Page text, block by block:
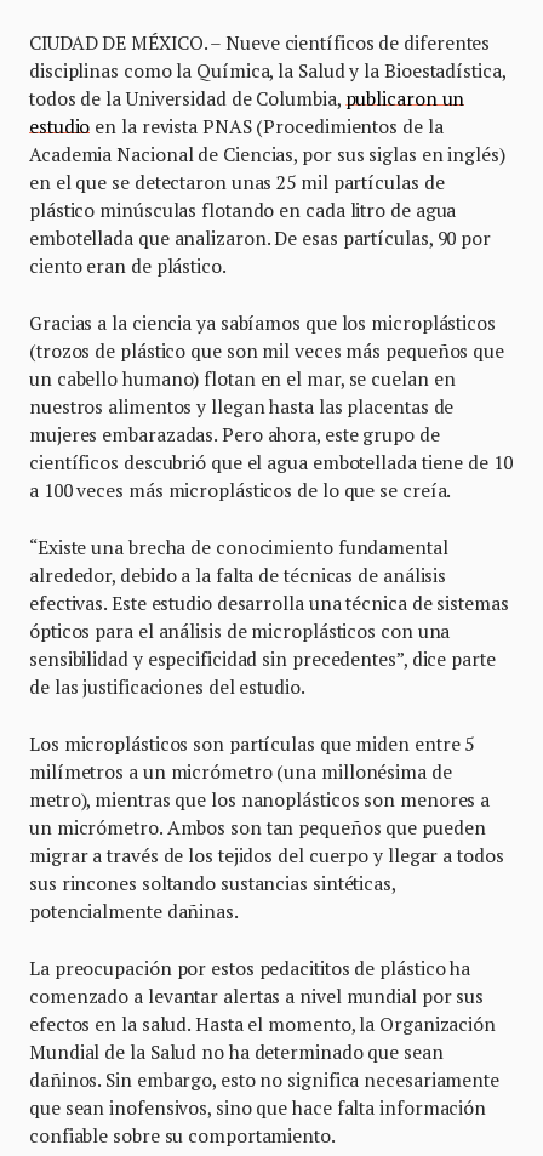
CIUDAD DE MÉXICO. – Nueve científicos de diferentes
disciplinas como la Química, la Salud y la Bioestadística,
todos de la Universidad de Columbia, publicaron un
estudio en la revista PNAS (Procedimientos de la
Academia Nacional de Ciencias, por sus siglas en inglés)
en el que se detectaron unas 25 mil partículas de
plástico minúsculas flotando en cada litro de agua
embotellada que analizaron. De esas partículas, 90 por
ciento eran de plástico.
Gracias a la ciencia ya sabíamos que los microplásticos
(trozos de plástico que son mil veces más pequeños que
un cabello humano) flotan en el mar, se cuelan en
nuestros alimentos y llegan hasta las placentas de
mujeres embarazadas. Pero ahora, este grupo de
científicos descubrió que el agua embotellada tiene de 10
a 100 veces más microplásticos de lo que se creía.
“Existe una brecha de conocimiento fundamental
alrededor, debido a la falta de técnicas de análisis
efectivas. Este estudio desarrolla una técnica de sistemas
ópticos para el análisis de microplásticos con una
sensibilidad y especificidad sin precedentes”, dice parte
de las justificaciones del estudio.
Los microplásticos son partículas que miden entre 5
milímetros a un micrómetro (una millonésima de
metro), mientras que los nanoplásticos son menores a
un micrómetro. Ambos son tan pequeños que pueden
migrar a través de los tejidos del cuerpo y llegar a todos
sus rincones soltando sustancias sintéticas,
potencialmente dañinas.
La preocupación por estos pedacititos de plástico ha
comenzado a levantar alertas a nivel mundial por sus
efectos en la salud. Hasta el momento, la Organización
Mundial de la Salud no ha determinado que sean
dañinos. Sin embargo, esto no significa necesariamente
que sean inofensivos, sino que hace falta información
confiable sobre su comportamiento.